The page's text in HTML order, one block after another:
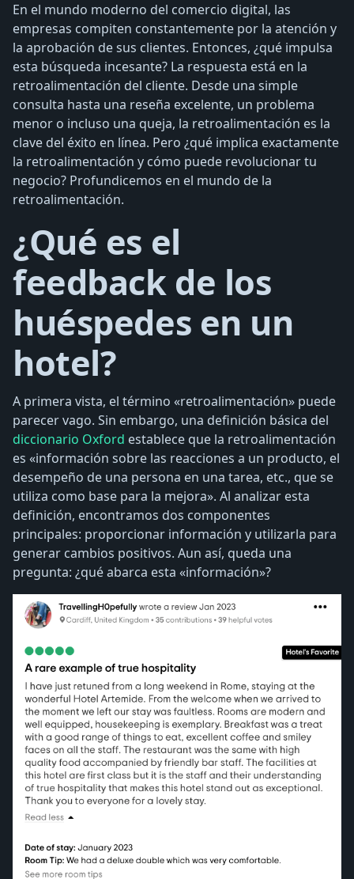
En el mundo moderno del comercio digital, las
empresas compiten constantemente por la atención y
la aprobación de sus clientes. Entonces, ¿qué impulsa
esta búsqueda incesante? La respuesta está en la
retroalimentación del cliente. Desde una simple
consulta hasta una reseña excelente, un problema
menor o incluso una queja, la retroalimentación es la
clave del éxito en línea. Pero ¿qué implica exactamente
la retroalimentación y cómo puede revolucionar tu
negocio? Profundicemos en el mundo de la
retroalimentación.
¿Qué es el
feedback de los
huéspedes en un
hotel?
A primera vista, el término «retroalimentación» puede
parecer vago. Sin embargo, una definición básica del
diccionario Oxford establece que la retroalimentación
es «información sobre las reacciones a un producto, el
desempeño de una persona en una tarea, etc., que se
utiliza como base para la mejora». Al analizar esta
definición, encontramos dos componentes
principales: proporcionar información y utilizarla para
generar cambios positivos. Aun así, queda una
pregunta: ¿qué abarca esta «información»?